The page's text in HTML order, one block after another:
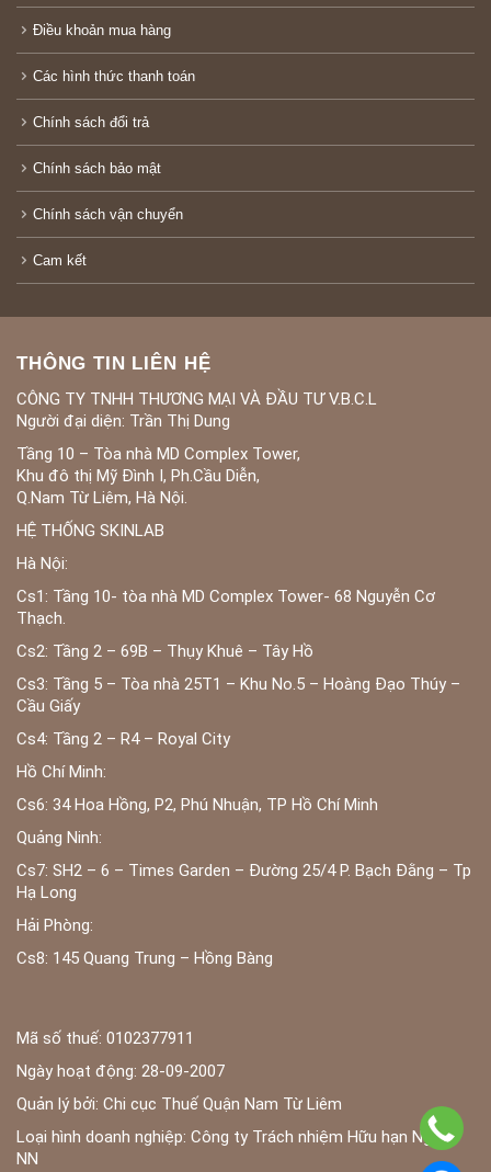
Điều khoản mua hàng
Các hình thức thanh toán
Chính sách đổi trả
Chính sách bảo mật
Chính sách vận chuyển
Cam kết
THÔNG TIN LIÊN HỆ
CÔNG TY TNHH THƯƠNG MẠI VÀ ĐẦU TƯ V.B.C.L
Người đại diện: Trần Thị Dung
Tầng 10 – Tòa nhà MD Complex Tower,
Khu đô thị Mỹ Đình I, Ph.Cầu Diễn,
Q.Nam Từ Liêm, Hà Nội.
HỆ THỐNG SKINLAB
Hà Nội:
Cs1: Tầng 10- tòa nhà MD Complex Tower- 68 Nguyễn Cơ
Thạch.
Cs2: Tầng 2 – 69B – Thụy Khuê – Tây Hồ
Cs3: Tầng 5 – Tòa nhà 25T1 – Khu No.5 – Hoàng Đạo Thúy –
Cầu Giấy
Cs4: Tầng 2 – R4 – Royal City
Hồ Chí Minh:
Cs6: 34 Hoa Hồng, P2, Phú Nhuận, TP Hồ Chí Minh
Quảng Ninh:
Cs7: SH2 – 6 – Times Garden – Đường 25/4 P. Bạch Đằng – Tp
Hạ Long
Hải Phòng:
Cs8: 145 Quang Trung – Hồng Bàng
Mã số thuế: 0102377911
Ngày hoạt động: 28-09-2007
Quản lý bởi: Chi cục Thuế Quận Nam Từ Liêm
Loại hình doanh nghiệp: Công ty Trách nhiệm Hữu hạn Ngoài
NN